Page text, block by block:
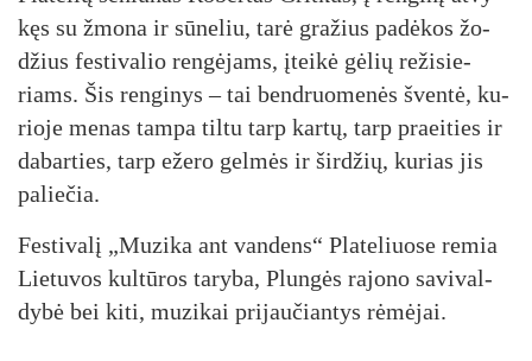
kęs su žmo­na ir sū­ne­liu, ta­rė gra­žius pa­dė­kos žo­
džius fes­ti­va­lio ren­gė­jams, įtei­kė gė­lių re­ži­sie­
riams. Šis ren­gi­nys – tai bend­ruo­me­nės šven­tė, ku­
rio­je me­nas tam­pa til­tu tarp kar­tų, tarp praei­ties ir
da­bar­ties, tarp eže­ro gel­mės ir šir­džių, ku­rias jis
pa­lie­čia.
Fes­ti­va­lį „Mu­zi­ka ant van­dens“ Pla­te­liuo­se re­mia
Lie­tu­vos kul­tū­ros ta­ry­ba, Plun­gės ra­jo­no sa­vi­val­
dy­bė bei ki­ti, mu­zi­kai pri­jau­čian­tys rė­mė­jai.